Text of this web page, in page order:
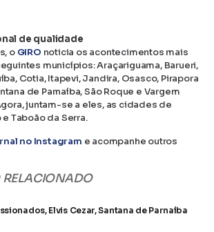
de qualidade
o GIRO noticia os acontecimentos mais
municípios: Araçariguama, Barueri,
Cotia, Itapevi, Jandira, Osasco, Pirapora
de Parnaíba, São Roque e Vargem
juntam-se a eles, as cidades de
Taboão da Serra.
no Instagram e acompanhe outros
, Elvis Cezar,Santana de Parnaíba